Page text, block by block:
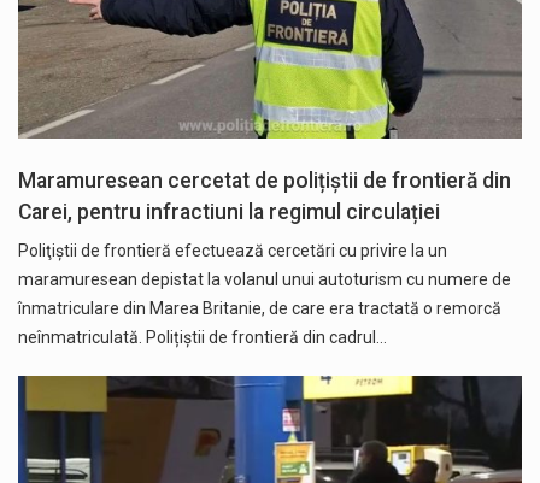
Maramuresean cercetat de polițiștii de frontieră din
Carei, pentru infractiuni la regimul circulației
Poliţiştii de frontieră efectuează cercetări cu privire la un
maramuresean depistat la volanul unui autoturism cu numere de
înmatriculare din Marea Britanie, de care era tractată o remorcă
neînmatriculată. Polițiștii de frontieră din cadrul…